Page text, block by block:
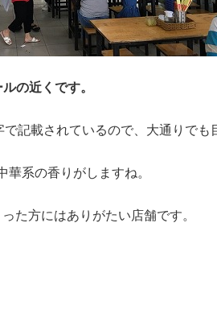
の近くです。
記載されているので、大通りでも
系の香りがしますね。
た方にはありがたい店舗です。